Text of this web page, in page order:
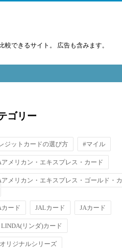
できるサイト。 広告も含みます。
ゴリー
ジットカードの選び方 #マイル
メリカン・エキスプレス・カード
メリカン・エキスプレス・ゴールド・カ
ード JALカード JAカード
LINDA(リンダ)カード
リジナルシリーズ